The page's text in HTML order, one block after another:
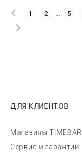
1 2 5
ДЛЯ КЛИЕНТОВ
Магазины TIMEBAR
Сервис и гарантии